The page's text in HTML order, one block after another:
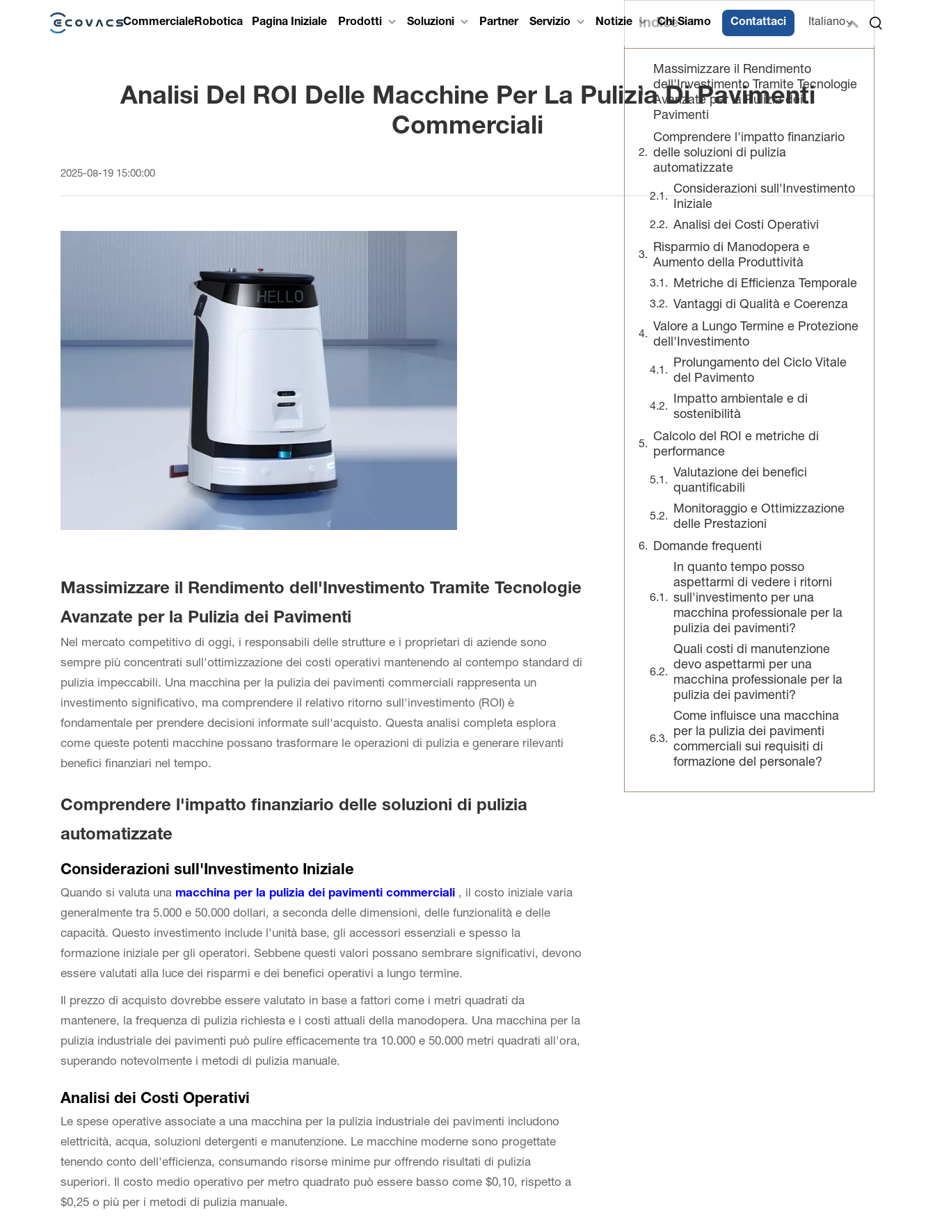
CommercialeRobotica Pagina Iniziale Prodotti Soluzioni Partner Servizio Notizie Chi Siamo Contattaci Italiano
Analisi Del ROI Delle Macchine Per La Pulizia Di Pavimenti
Commerciali
2025-08-19 15:00:00
Massimizzare il Rendimento dell'Investimento Tramite Tecnologie
Avanzate per la Pulizia dei Pavimenti
Nel mercato competitivo di oggi, i responsabili delle strutture e i proprietari di aziende sono
sempre più concentrati sull'ottimizzazione dei costi operativi mantenendo al contempo standard di
pulizia impeccabili. Una macchina per la pulizia dei pavimenti commerciali rappresenta un
investimento significativo, ma comprendere il relativo ritorno sull'investimento (ROI) è
fondamentale per prendere decisioni informate sull'acquisto. Questa analisi completa esplora
come queste potenti macchine possano trasformare le operazioni di pulizia e generare rilevanti
benefici finanziari nel tempo.
Comprendere l'impatto finanziario delle soluzioni di pulizia
automatizzate
Considerazioni sull'Investimento Iniziale
Quando si valuta una macchina per la pulizia dei pavimenti commerciali , il costo iniziale varia
generalmente tra 5.000 e 50.000 dollari, a seconda delle dimensioni, delle funzionalità e delle
capacità. Questo investimento include l'unità base, gli accessori essenziali e spesso la
formazione iniziale per gli operatori. Sebbene questi valori possano sembrare significativi, devono
essere valutati alla luce dei risparmi e dei benefici operativi a lungo termine.
Il prezzo di acquisto dovrebbe essere valutato in base a fattori come i metri quadrati da
mantenere, la frequenza di pulizia richiesta e i costi attuali della manodopera. Una macchina per la
pulizia industriale dei pavimenti può pulire efficacemente tra 10.000 e 50.000 metri quadrati all'ora,
superando notevolmente i metodi di pulizia manuale.
Analisi dei Costi Operativi
Le spese operative associate a una macchina per la pulizia industriale dei pavimenti includono
elettricità, acqua, soluzioni detergenti e manutenzione. Le macchine moderne sono progettate
tenendo conto dell'efficienza, consumando risorse minime pur offrendo risultati di pulizia
superiori. Il costo medio operativo per metro quadrato può essere basso come $0,10, rispetto a
$0,25 o più per i metodi di pulizia manuale.
Indice
Massimizzare il Rendimento
dell'Investimento Tramite Tecnologie
Avanzate per la Pulizia dei
Pavimenti
Comprendere l'impatto finanziario
delle soluzioni di pulizia
automatizzate
Considerazioni sull'Investimento
Iniziale
Analisi dei Costi Operativi
Risparmio di Manodopera e
Aumento della Produttività
Metriche di Efficienza Temporale
Vantaggi di Qualità e Coerenza
Valore a Lungo Termine e Protezione
dell'Investimento
Prolungamento del Ciclo Vitale
del Pavimento
Impatto ambientale e di
sostenibilità
Calcolo del ROI e metriche di
performance
Valutazione dei benefici
quantificabili
Monitoraggio e Ottimizzazione
delle Prestazioni
Domande frequenti
In quanto tempo posso
aspettarmi di vedere i ritorni
sull'investimento per una
macchina professionale per la
pulizia dei pavimenti?
Quali costi di manutenzione
devo aspettarmi per una
macchina professionale per la
pulizia dei pavimenti?
Come influisce una macchina
per la pulizia dei pavimenti
commerciali sui requisiti di
formazione del personale?